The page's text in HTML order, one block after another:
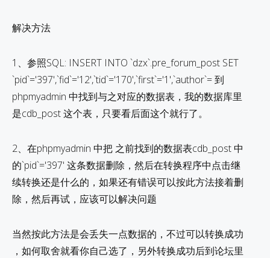
解决方法
1、参照SQL: INSERT INTO `dzx`.pre_forum_post SET
`pid`='397',`fid`='12',`tid`='170',`first`='1',`author`= 到
phpmyadmin 中找到与之对应的数据表，我的数据库里
是cdb_post 这个表，只要看后面这个就行了。
2、在phpmyadmin 中把 之前找到的数据表cdb_post 中
的`pid`='397' 这条数据删除，然后在转换程序中点击继
续转换还是什么的，如果还有错误可以按此方法接着删
除，然后再试，应该可以解决问题
当然按此方法是会丢失一点数据的，不过可以转换成功
，如何取舍就看你自己选了，另外转换成功后到论坛里